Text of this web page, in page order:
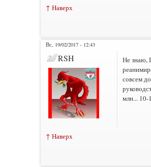
↑ Наверх
Вс, 19/02/2017 - 12:43
RSH
Не знаю,
совсем
млн... 10-
↑ Наверх